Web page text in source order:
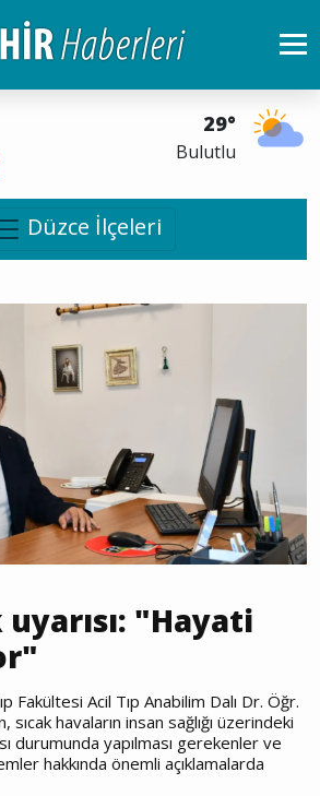
29°
Bulutlu
Düzce İlçeleri
uyarısı: "Hayati
Fakültesi Acil Tıp Anabilim Dalı Dr. Öğr.
sıcak havaların insan sağlığı üzerindeki
durumunda yapılması gerekenler ve
hakkında önemli açıklamalarda